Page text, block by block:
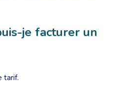
je facturer un
tarif.